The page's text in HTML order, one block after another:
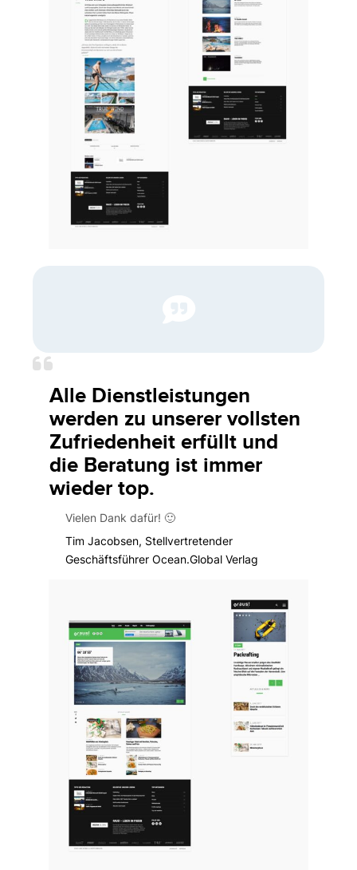
Alle Dienstleistungen
werden zu unserer vollsten
Zufriedenheit erfüllt und
die Beratung ist immer
wieder top.
Vielen Dank dafür! 🙂
Tim Jacobsen, Stellvertretender
Geschäftsführer Ocean.Global Verlag